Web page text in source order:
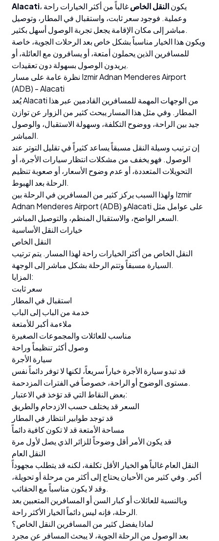
Alacati
، يكونالنقل الخاصغالباً من أكثر الخيارات راحة
وعملية. فوجود سعر ثابت، واستقبال في المطار، وتوصيل
مباشر إلى مكان الإقامة يجعل تجربة الوصول أسهل بكثير.
ويكون هذا الخيار مناسباً بشكل خاص بعد الرحلات الجوية، خاصة
للمسافرين الذين يحملون أمتعة، أو يسافرون مع العائلة، أو
يريدون الوصول بسهولة دون تعقيدات.
نظرة عامة على مسار Izmir Adnan Menderes Airport
(ADB) - Alacati
يُعد Alacati من الوجهات المهمة للمسافرين القادمين عبر هذا
المطار. وفي مثل هذا المسار يبحث كثير من الزوار عن توازن
جيد بين الراحة، ووضوح التكلفة، وسهولة الاستقبال، والوصول
المباشر.
إن ترتيب وسيلة النقل مسبقاً يساعد كثيراً في تقليل التوتر عند
الوصول. فهو يخفف من مشكلات انتظار سيارات الأجرة، أو
التحويلات المتعددة، أو عدم وضوح الأسعار، أو صعوبة تنظيم
الرحلة بعد الهبوط.
ولهذا السبب يركز كثير من المسافرين في الرحلة بين Izmir
Adnan Menderes Airport (ADB) وAlacati على عوامل مثل
السعر الواضح، والاستقبال المنظم، والتوصيل المباشر.
خيارات النقل الأساسية
النقل الخاص
النقل الخاص من أكثر الخيارات راحة لهذا المسار. يتم ترتيب
السيارة مسبقاً وتتم الرحلة بشكل مباشر إلى الوجهة.
المزايا:
سعر ثابت
استقبال في المطار
خدمة من الباب إلى الباب
ملاءمة أكبر للأمتعة
مناسب للعائلات والمجموعات الصغيرة
وصول أكثر تنظيماً وراحة
سيارة الأجرة
قد تبدو سيارة الأجرة خياراً سريعاً، لكنها لا توفر دائماً نفس
مستوى الوضوح أو الراحة، خصوصاً في الفترات المزدحمة.
بعض النقاط التي قد تؤخذ في الاعتبار:
السعر قد يختلف حسب الازدحام والطريق
قد توجد طوابير انتظار في المطار
مساحة الأمتعة قد لا تكون كافية دائماً
قد يكون الأمر أقل وضوحاً للزائر الذي يصل لأول مرة
النقل العام
النقل العام غالباً هو الخيار الأقل تكلفة، لكنه قد يتطلب مجهوداً
أكبر. وفي كثير من الأحيان يحتاج إلى أكثر من مرحلة أو تحويلة،
وقد لا يكون مناسباً مع الحقائب.
وبالنسبة للعائلات أو كبار السن أو المسافرين المتعبين بعد
الرحلة، فإنه ليس دائماً الخيار الأكثر راحة.
لماذا يفضل كثير من المسافرين النقل الخاص؟
بعد الوصول من الرحلة الجوية، لا يبحث المسافر عن مجرد